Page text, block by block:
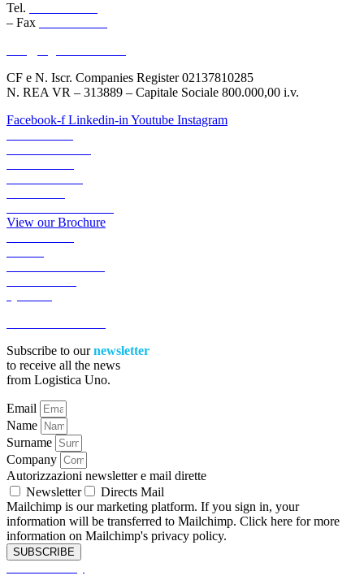
Tel.
– Fax
CF e N. Iscr. Companies Register 02137810285
N. REA VR – 313889 – Capitale Sociale 800.000,00 i.v.
Facebook-f Linkedin-in Youtube Instagram
View our Brochure
Subscribe to ournewsletter
to receive all the news
from Logistica Uno.
Email
Name
Surname
Company
Autorizzazioni newsletter e mail dirette
Newsletter
Directs Mail
Mailchimp is our marketing platform. If you sign in, your
information will be transferred to Mailchimp. Click here for more
information on Mailchimp's privacy policy.
SUBSCRIBE